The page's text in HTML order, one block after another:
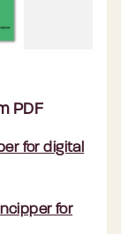
PDF
for digital
for